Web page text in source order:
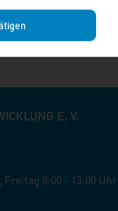
E. V.
Freitag 8:00 - 13:00 Uhr